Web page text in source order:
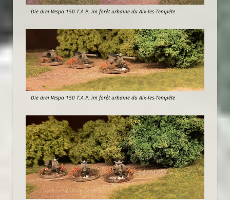
Die drei Vespa 150 T.A.P. im forêt urbaine du Aix-les-Tempête
Die drei Vespa 150 T.A.P. im forêt urbaine du Aix-les-Tempête